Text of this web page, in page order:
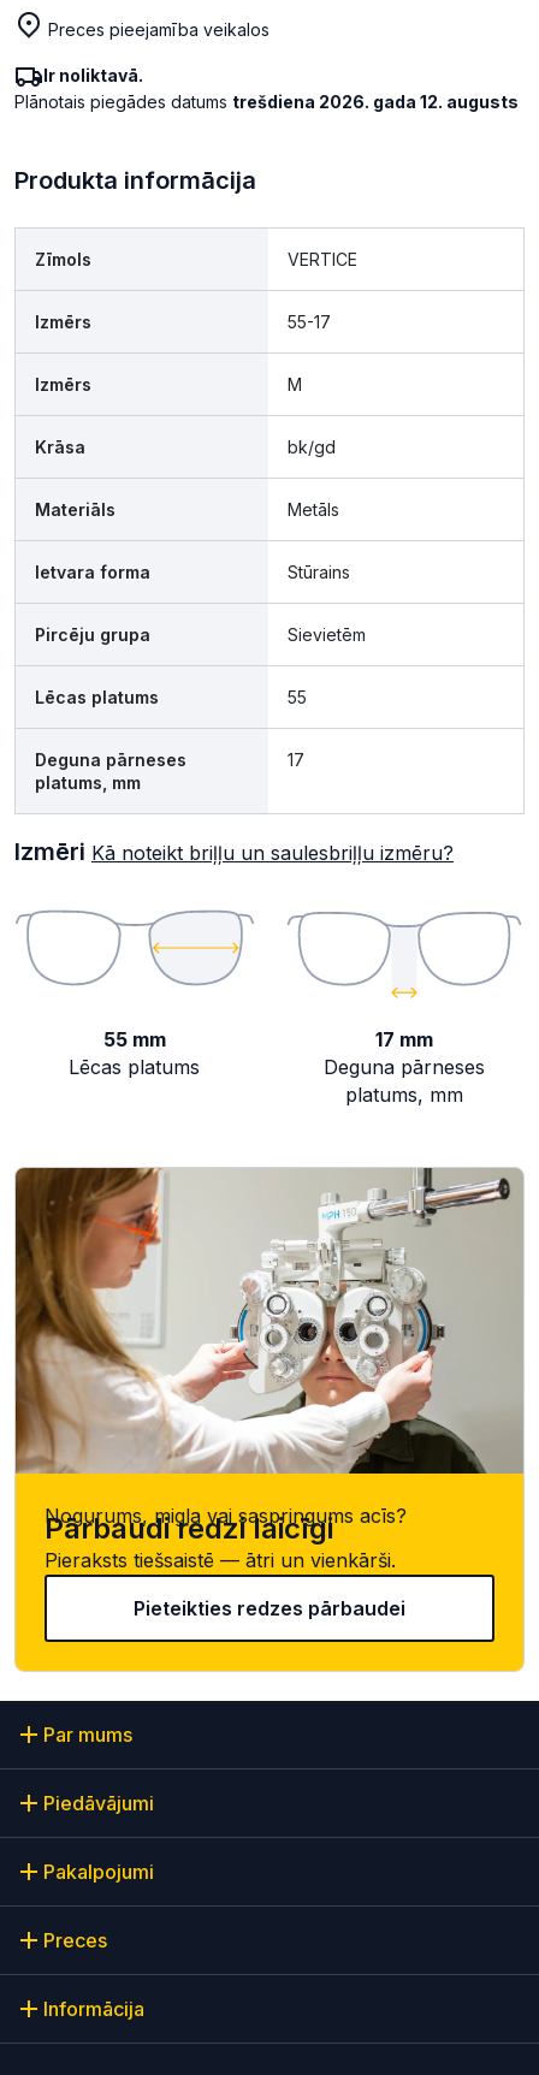
Preces pieejamība veikalos
Ir noliktavā.
Plānotais piegādes datums trešdiena 2026. gada 12. augusts
Produkta informācija
Zīmols VERTICE
Izmērs 55-17
Izmērs M
Krāsa bk/gd
Materiāls Metāls
Ietvara forma Stūrains
Pircēju grupa Sievietēm
Lēcas platums 55
Deguna pārneses
platums, mm
17
Izmēri Kā noteikt briļļu un saulesbriļļu izmēru?
55 mm
Lēcas platums
17 mm
Deguna pārneses
platums, mm
Nogurums, migla vai saspringums acīs?
Pārbaudi redzi laicīgi
Pieraksts tiešsaistē — ātri un vienkārši.
Pieteikties redzes pārbaudei
Par mums
Piedāvājumi
Pakalpojumi
Preces
Informācija